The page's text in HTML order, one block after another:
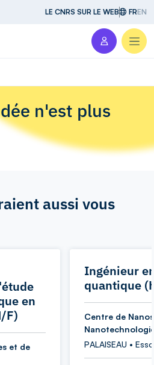
LE CNRS SUR LE WEB FREN
n'est plus
aussi vous
en
F)
et de
Ingénieur
quantique
Centre de
PALAISEAU •